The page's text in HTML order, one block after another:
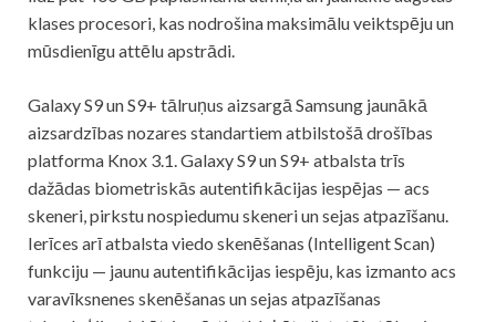
klases procesori, kas nodrošina maksimālu veiktspēju un
mūsdienīgu attēlu apstrādi.
Galaxy S9 un S9+ tālruņus aizsargā Samsung jaunākā
aizsardzības nozares standartiem atbilstošā drošības
platforma Knox 3.1. Galaxy S9 un S9+ atbalsta trīs
dažādas biometriskās autentifikācijas iespējas — acs
skeneri, pirkstu nospiedumu skeneri un sejas atpazīšanu.
Ierīces arī atbalsta viedo skenēšanas (Intelligent Scan)
funkciju — jaunu autentifikācijas iespēju, kas izmanto acs
varavīksnenes skenēšanas un sejas atpazīšanas